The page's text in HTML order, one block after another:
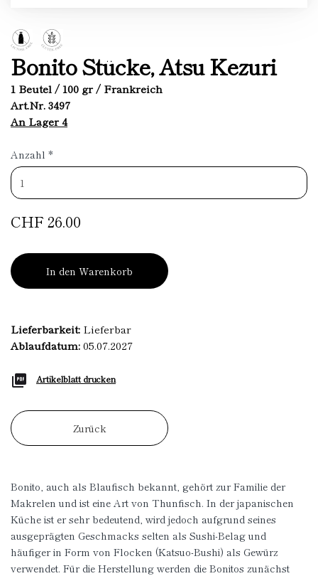
Bonito Stücke, Atsu Kezuri
1 Beutel / 100 gr / Frankreich
Art.Nr. 3497
An Lager 4
Anzahl *
CHF 26.00
In den Warenkorb
Lieferbarkeit: Lieferbar
Ablaufdatum:05.07.2027
Artikelblatt drucken
Zurück
Bonito, auch als Blaufisch bekannt, gehört zur Familie der
Makrelen und ist eine Art von Thunfisch. In der japanischen
Küche ist er sehr bedeutend, wird jedoch aufgrund seines
ausgeprägten Geschmacks selten als Sushi-Belag und
häufiger in Form von Flocken (Katsuo-Bushi) als Gewürz
verwendet. Für die Herstellung werden die Bonitos zunächst